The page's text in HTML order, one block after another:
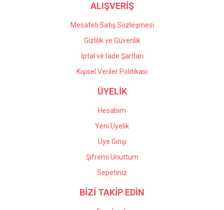
ALIŞVERİŞ
Mesafeli Satış Sözleşmesi
Gizlilik ve Güvenlik
İptal ve İade Şartları
Kişisel Veriler Politikası
ÜYELİK
Hesabım
Yeni Üyelik
Üye Girişi
Şifremi Unuttum
Sepetiniz
BİZİ TAKİP EDİN